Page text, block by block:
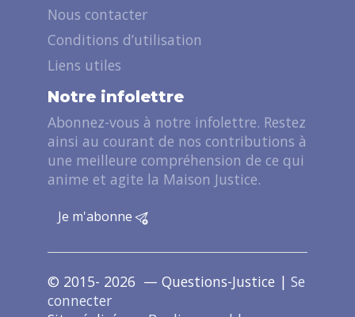
Nous contacter
Conditions d’utilisation
Liens utiles
Notre infolettre
Abonnez-vous à notre infolettre. Restez
ainsi au courant de nos contributions à
une meilleure compréhension de ce qui
anime et agite la Maison Justice.
Je m'abonne
© 2015- 2026 — Questions-Justice | Se
connecter